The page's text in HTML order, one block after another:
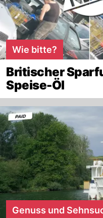
Wie bitte?
Britischer
Speise-Öl
Genuss und